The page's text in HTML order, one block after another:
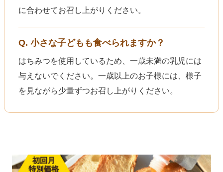
に合わせてお召し上がりください。
Q. 小さな子どもも食べられますか？
はちみつを使用しているため、一歳未満の乳児には
与えないでください。一歳以上のお子様には、様子
を見ながら少量ずつお召し上がりください。